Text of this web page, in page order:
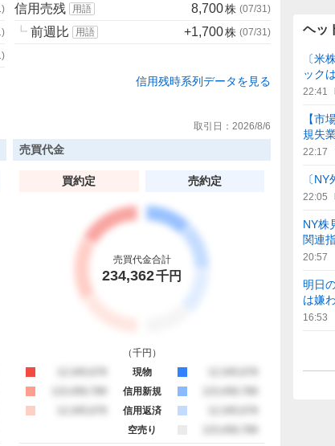
)
)
)
信用売残 用語 8,700株 (07/31 )
┗ 前週比 用語 +1,700株 (07/31 )
信用残時系列データを見る
取引日： 2026/8/6
売買代金
買約定 売約定
売買代金合計
234,362千円
（千円 ）
現物
信用新規
信用返済
空売り
ヘッ
〔米
ック
22:41
【市
規失
22:17
〔
22:05
NY株
関連
20:57
明日
は嫌
16:53